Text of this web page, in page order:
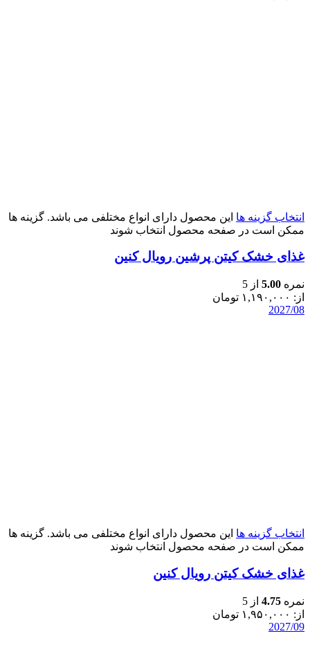
انتخاب گزینه ها این محصول دارای انواع مختلفی می باشد. گزینه ها
ممکن است در صفحه محصول انتخاب شوند
غذای خشک کیتن پرشین رویال کنین
نمره 5.00 از 5
از: ۱,۱۹۰,۰۰۰ تومان
2027/08
انتخاب گزینه ها این محصول دارای انواع مختلفی می باشد. گزینه ها
ممکن است در صفحه محصول انتخاب شوند
غذای خشک کیتن رویال کنین
نمره 4.75 از 5
از: ۱,۹۵۰,۰۰۰ تومان
2027/09